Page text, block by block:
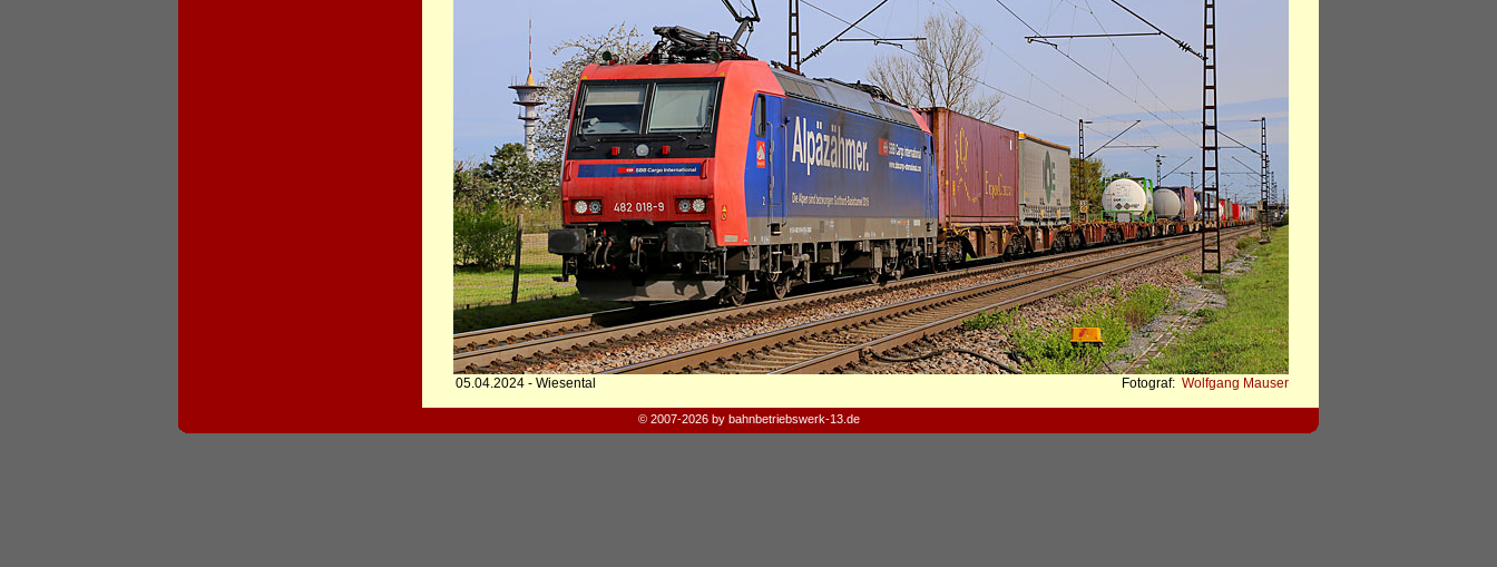
05.04.2024 - Wiesental Fotograf: Wolfgang Mauser
© 2007-2026 by bahnbetriebswerk-13.de